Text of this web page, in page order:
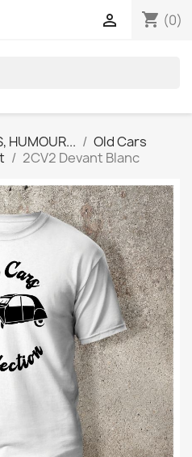
shopping_cart (0)

HUMOUR...
Old Cars
2CV2 Devant Blanc